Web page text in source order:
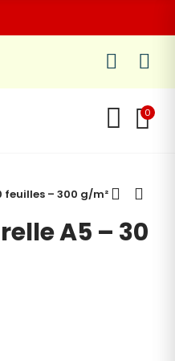
0
feuilles – 300 g/m²
A5 – 30